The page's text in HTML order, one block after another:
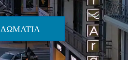
ΔΩΜΆΤΙΑ